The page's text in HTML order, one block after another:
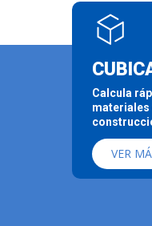
Calcula
materiales
VER